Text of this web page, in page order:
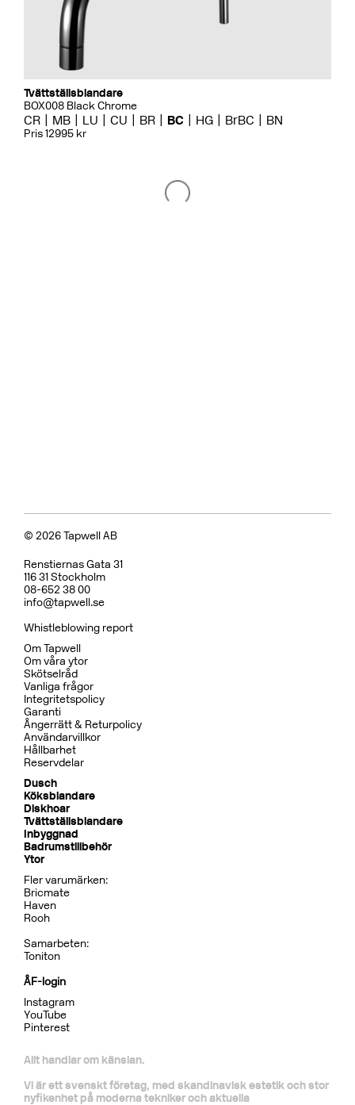
Tvättställsblandare
BOX008 Black Chrome
CR MB LU CU BR BC HG BrBC BN
Pris 12995 kr
Koppar
BOX7200 ED2 Black Chrome
CR MB
Pris 29995 kr
Dusch
BOX7268 ED2 Black Chrome
CR MB